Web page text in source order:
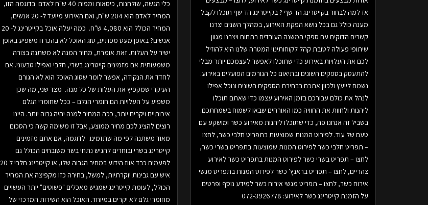
כלי הגשה, שולחנות, כיסאות ומפות 40 ש"ח לאדם בדוגמה הזו,
המחיר לאדם הוא 204 ש"ח, ואם האירוע מיועד ל- 20 אנשים,
המחיר הכולל הוא 4,080 ש"ח. כמה יעלה אוכל בקייטרינג ל- 20
אנשים? באופן מעט מפתיע, סוג האוכל לא בהכרח משפיע באופן
ישיר על העלות. זאת אומרת, מחיר המנה לא משתנה בצורה
משמעותית אם מזמינים קייטרינג בשרי, חלבי ואפילו טבעוני. אם
לחדד את הנקודה, אפשר לומר שסוג האוכל הוא לא הגורם
העיקרי שמקפיץ את העלות של כל מנה. מצד שני, מה שכן
משפיע על העלויות הם חומרי הגלם – ככל שחומרי הגלם
איכותיים ויקרים יותר, ככה המחיר למנה יהיה גבוה יותר. היינו
רוצים להציג לכם מחיר ממוצע, אבל זו משימה קשה כי הסכום
מאוד משתנה לפי מה שתזמינו. לדוגמה, אם אתם מזמינים
קייטרינג בשרי ובוחרים להגיש נתחי בשר משובחים הכולל גם
לפעמים כבד אווז הידוע במחיר הגבוה שלו, או קייטרינג חלבי ל 20
איש עם גבינות יוקרתיות, למשל, בחירה כזו מקפיצה את המחיר
הכולל, לעומת קייטרינג שמגיש מאכלים "פשוטים" יותר העשויים
מחומרי גלם לא יקרים במיוחד. האוכל הוא השירות המרכזי של
אז למה לבחור בקייטרינג הד שף ? בקייטרינג הד שף תוכלו לקבל
מענה כולל גם בכל נושא הפקת האירוע, במהלך השנים יצרנו
קשרים הדוקים עם ספקי המשנה העובדים בתחום ויצרנו מגוון
שיתופי פעולה לטובת קהל לקוחותינו! המטרה שלנו היא להוזיל
לכם את העלויות באירוע כדי שתוכלו לאפשר לעצמכם יותר מבלי
להתעסק בספקים השונים ובתיאום כל הגורמים הפועלים באירוע.
נשמח לייעץ ולכוון אתכם בבחירת הספקים השונים ונוכל אפילו
לנהל את כולם עבורכם בזמן האירוע עצמו כדי שאתם תוכלו
ליהנות ולחוות את החוויה כמו האורחים שבאו לשמוח בשמחתכם.
בשביל זה אנחנו פה, כדי שתוכלו ליהנות מאירוע כשר ומושקע עם
טעם של עוד. לפירוט המנות שמוצעות בתפריט חלבי כשר, לחצו
– תפריט חלבי כשר לפירוט המנות שמוצעות בתפריט בשרי כשר,
לחצו – תפריט בשרי כשר לפירוט המנות בתפריט כשר לאירוע
צהריים, לחצו – תפריט בראנץ' כשר לפירוט המנות בתפריט מגשי
אירוח כשר, לחצו – תפריט מגשי אירוח כשר למידע נוסף ופרטים
על הזמנת קייטרינג כשר לאירוע: 072-3926778